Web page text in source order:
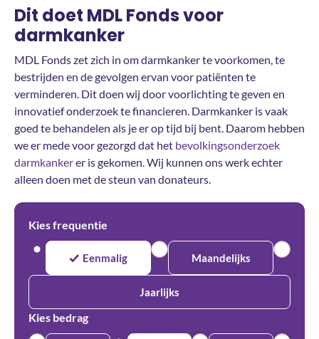
Dit doet MDL Fonds voor
darmkanker
MDL Fonds zet zich in om darmkanker te voorkomen, te
bestrijden en de gevolgen ervan voor patiënten te
verminderen. Dit doen wij door voorlichting te geven en
innovatief onderzoek te financieren. Darmkanker is vaak
goed te behandelen als je er op tijd bij bent. Daarom hebben
we er mede voor gezorgd dat het bevolkingsonderzoek
darmkankerer is gekomen. Wij kunnen ons werk echter
alleen doen met de steun van donateurs.
Kies frequentie
Eenmalig Maandelijks
Jaarlijks
Kies bedrag